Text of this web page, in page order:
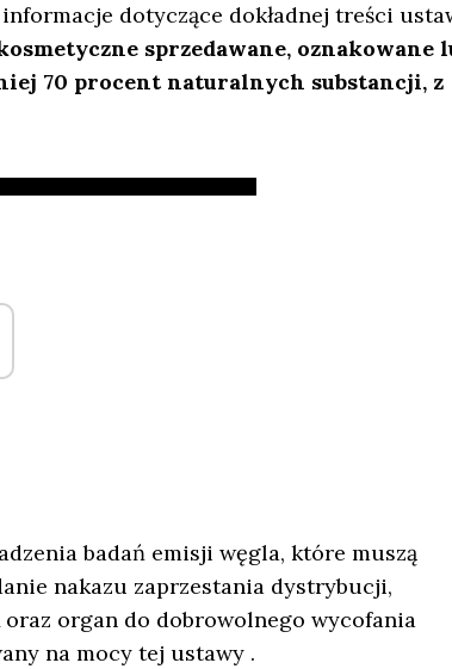
dotyczące dokładnej treści
sprzedawane, oznakowane
70 procent naturalnych substancji, z
badań emisji węgla, które muszą
nakazu zaprzestania dystrybucji,
organ do dobrowolnego wycofania
na mocy tej ustawy .